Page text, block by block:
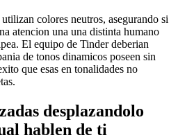
colores neutros, asegurando si
atencion una una distinta humano
El equipo de Tinder deberian
de tonos dinamicos poseen sin
que esas en tonalidades no
desplazandolo
hablen de ti